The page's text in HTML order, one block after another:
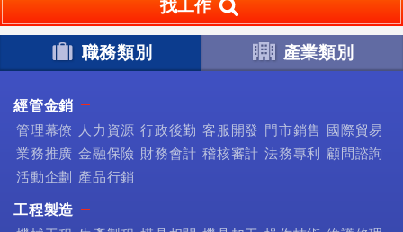
找工作
職務類別 產業類別
經管金銷
管理幕僚
人力資源 行政後勤 客服開發 門市銷售 國際貿易
業務推廣 金融保險 財務會計 稽核審計 法務專利
顧問諮詢
活動企劃
產品行銷
工程製造